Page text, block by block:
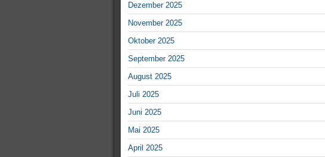
Dezember 2025
November 2025
Oktober 2025
September 2025
August 2025
Juli 2025
Juni 2025
Mai 2025
April 2025